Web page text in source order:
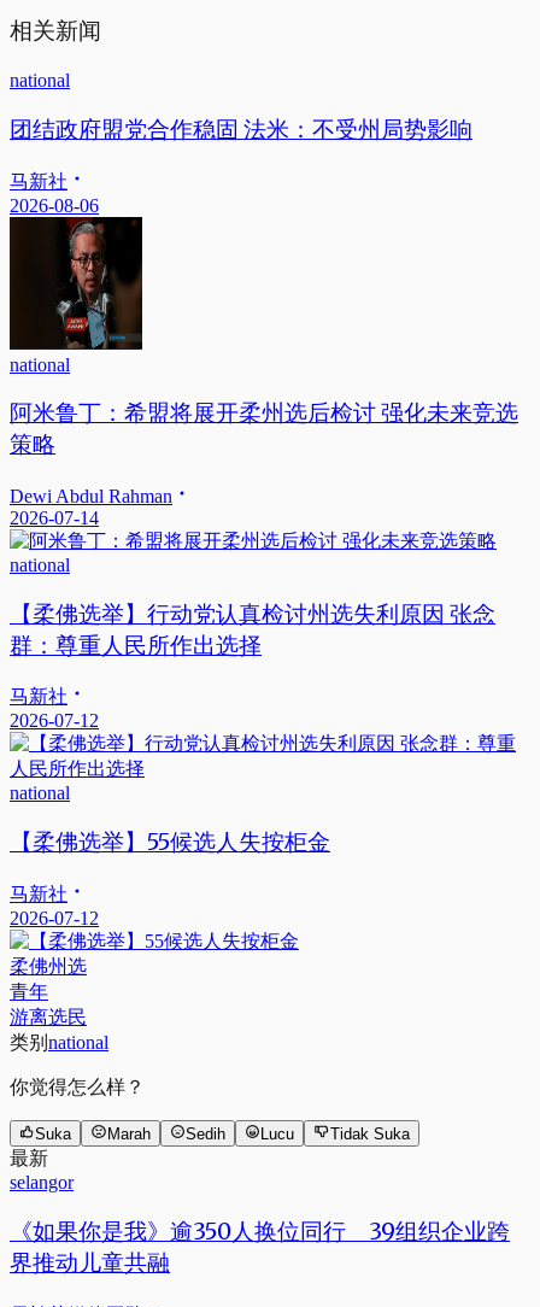
相关新闻
national
团结政府盟党合作稳固 法米：不受州局势影响
马新社
2026-08-06
national
阿米鲁丁：希盟将展开柔州选后检讨 强化未来竞选
策略
Dewi Abdul Rahman
2026-07-14
national
【柔佛选举】行动党认真检讨州选失利原因 张念
群：尊重人民所作出选择
马新社
2026-07-12
national
【柔佛选举】55候选人失按柜金
马新社
2026-07-12
柔佛州选
青年
游离选民
类别 national
你觉得怎么样？
Suka Marah Sedih Lucu Tidak Suka
最新
selangor
《如果你是我》逾350人换位同行 39组织企业跨
界推动儿童共融